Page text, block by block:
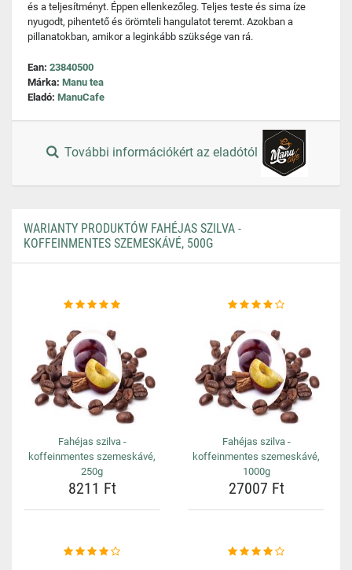
és a teljesítményt. Éppen ellenkezőleg. Teljes teste és sima íze
nyugodt, pihentető és örömteli hangulatot teremt. Azokban a
pillanatokban, amikor a leginkább szüksége van rá.
Ean: 23840500
Márka: Manu tea
Eladó: ManuCafe
További információkért az eladótól
WARIANTY PRODUKTÓW FAHÉJAS SZILVA -
KOFFEINMENTES SZEMESKÁVÉ, 500G
Fahéjas szilva -
koffeinmentes szemeskávé,
250g
8211 Ft
Fahéjas szilva -
koffeinmentes szemeskávé,
1000g
27007 Ft